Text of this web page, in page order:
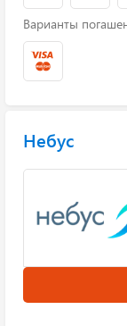
Варианты
Небус